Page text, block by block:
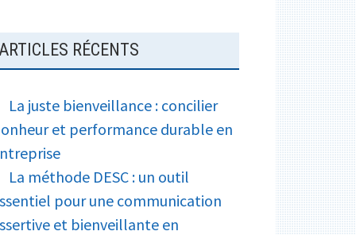
ARTICLES RÉCENTS
La juste bienveillance : concilier
et performance durable en
La méthode DESC : un outil
pour une communication
et bienveillante en